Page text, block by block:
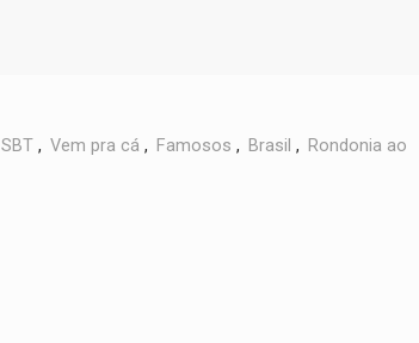
SBT , Vem pra cá , Famosos , Brasil , Rondonia ao